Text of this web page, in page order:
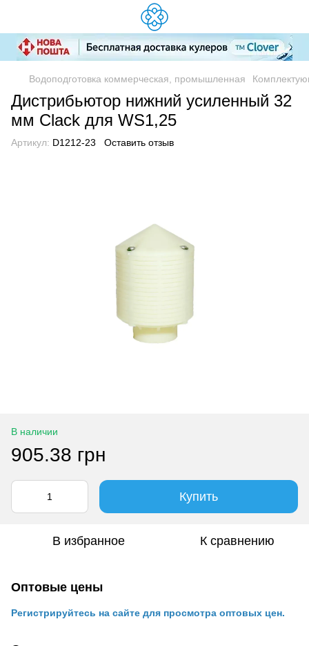
Водоподготовка коммерческая, промышленная
Дистрибьютор нижний усиленный 32
мм Clack для WS1,25
Артикул: D1212-23 Оставить отзыв
В наличии
905.38 грн
Купить
В избранное К сравнению
Оптовые цены
Регистрируйтесь на сайте для просмотра оптовых цен.